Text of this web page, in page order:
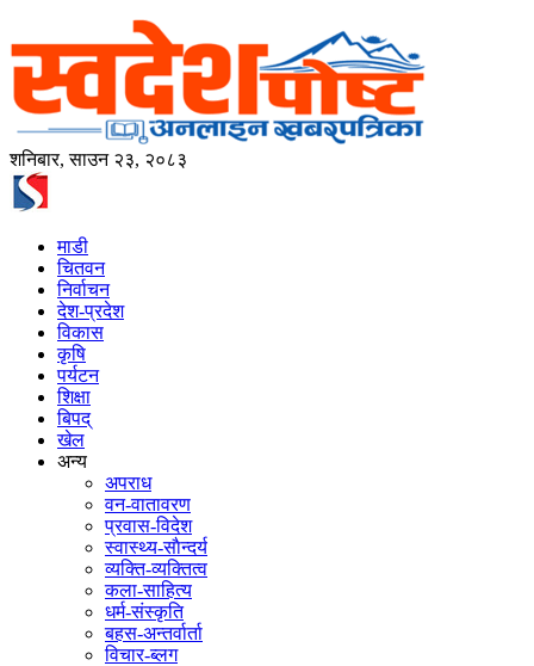
शनिबार, साउन २३, २०८३
माडी
चितवन
निर्वाचन
देश-प्रदेश
विकास
कृषि
पर्यटन
शिक्षा
बिपद्
खेल
अन्य
अपराध
वन-वातावरण
प्रवास-विदेश
स्वास्थ्य-साैन्दर्य
व्यक्ति-व्यक्तित्व
कला-साहित्य
धर्म-संस्कृति
बहस-अन्तर्वार्ता
विचार-ब्लग